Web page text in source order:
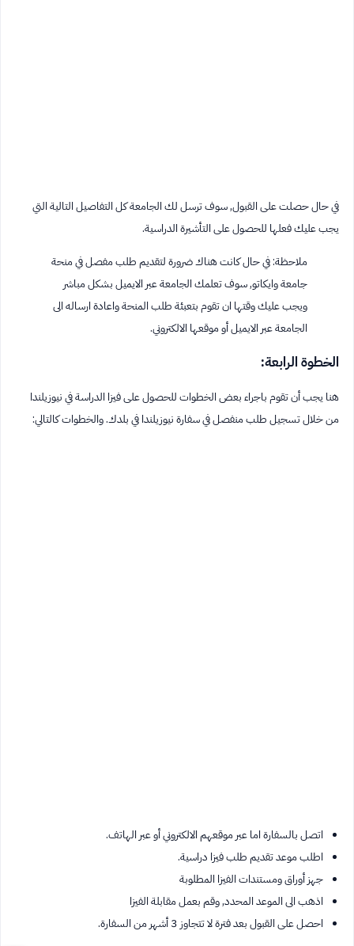
في حال حصلت على القبول, سوف ترسل لك الجامعة كل التفاصيل التالية التي
يجب عليك فعلها للحصول على التأشيرة الدراسية.
ملاحظة: في حال كانت هناك ضرورة لتقديم طلب مفصل في منحة
جامعة وايكاتو, سوف تعلمك الجامعة عبر الايميل بشكل مباشر
ويجب عليك وقتها ان تقوم بتعبئة طلب المنحة واعادة ارساله الى
الجامعة عبر الايميل أو موقعها الالكتروني.
الخطوة الرابعة:
هنا يجب أن تقوم باجراء بعض الخطوات للحصول على فيزا الدراسة في نيوزيلندا
من خلال تسجيل طلب منفصل في سفارة نيوزيلندا في بلدك. والخطوات كالتالي:
اتصل بالسفارة اما عبر موقعهم الالكتروني أو عبر الهاتف.
اطلب موعد تقديم طلب فيزا دراسية.
جهز أوراق ومستندات الفيزا المطلوبة
اذهب الى الموعد المحدد, وقم بعمل مقابلة الفيزا
احصل على القبول بعد فترة لا تتجاوز 3 أشهر من السفارة.